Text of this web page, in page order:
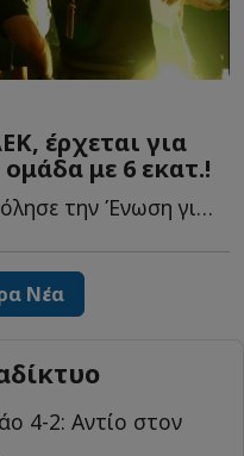
έρχεται για
με 6 εκατ.!
Διεθνής ξένος, που απασχόλησε την Ένωση για δύο καλοκαίρια, α...
Νέα